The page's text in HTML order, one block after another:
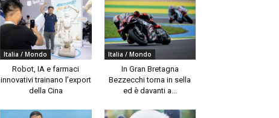
Italia / Mondo
Robot, IA e farmaci
innovativi trainano l’export
della Cina
Italia / Mondo
In Gran Bretagna
Bezzecchi torna in sella
ed è davanti a...